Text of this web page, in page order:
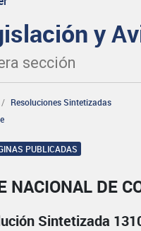
y
sección
Resoluciones Sintetizadas
PUBLICADAS
NACIONAL DE
Sintetizada